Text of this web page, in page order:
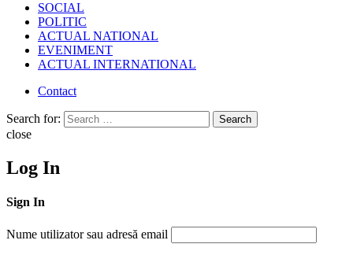
SOCIAL
POLITIC
ACTUAL NATIONAL
EVENIMENT
ACTUAL INTERNATIONAL
Contact
Search for: Search
close
Log In
Sign In
Nume utilizator sau adresă email